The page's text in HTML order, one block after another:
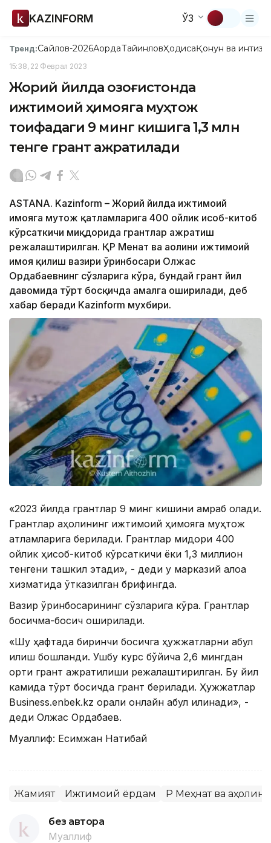
KAZINFORM ЎЗ
Тренд:Сайлов-2026АқордаТайинловҲодисаҚонун ва
15:38, 22 Феврал 2023
Жорий йилда Қозоғистонда
ижтимоий ҳимояга муҳтож
тоифадаги 9 минг кишига 1,3 млн
тенге грант ажратилади
ASTANA. Kazinform – Жорий йилда ижтимоий
ҳимояга муҳтож қатламларига 400 ойлик ҳисоб-китоб
кўрсаткичи миқдорида грантлар ажратиш
режалаштирилган. ҚР Меҳнат ва аҳолини ижтимоий
ҳимоя қилиш вазири ўринбосари Олжас
Ордабаевнинг сўзларига кўра, бундай грант йил
давомида тўрт босқичда амалга оширилади, деб
хабар беради Kazinform мухбири.
«2023 йилда грантлар 9 минг кишини қамраб олади.
Грантлар аҳолининг ижтимоий ҳимояга муҳтож
қатламларига берилади. Грантлар миқдори 400
ойлик ҳисоб-китоб кўрсаткичи ёки 1,3 миллион
тенгени ташкил этади», - деди у марказий алоқа
хизматида ўтказилган брифингда.
Вазир ўринбосарининг сўзларига кўра. Грантлар
босқичма-босқич оширилади.
«Шу ҳафтада биринчи босқичга ҳужжатларни қабул
қилиш бошланди. Ушбу курс бўйича 2,6 мингдан
ортиқ грант ажратилиши режалаштирилган. Бу йил
камида тўрт босқичда грант берилади. Ҳужжатлар
Business.enbek.kz орқали онлайн қабул қилинади», -
деди Олжас Ордабаев.
Муаллиф: Есимжан Нақтибай
Жамият Ижтимоий ёрдам ҚР Меҳнат ва
без автора
Муаллиф